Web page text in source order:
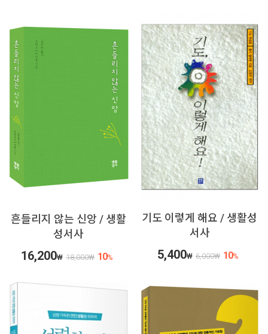
흔들리지 않는 신앙 / 생활
성서사
16,200₩ 18,000₩ 10%
기도 이렇게 해요 / 생활성
서사
5,400₩ 6,000₩ 10%